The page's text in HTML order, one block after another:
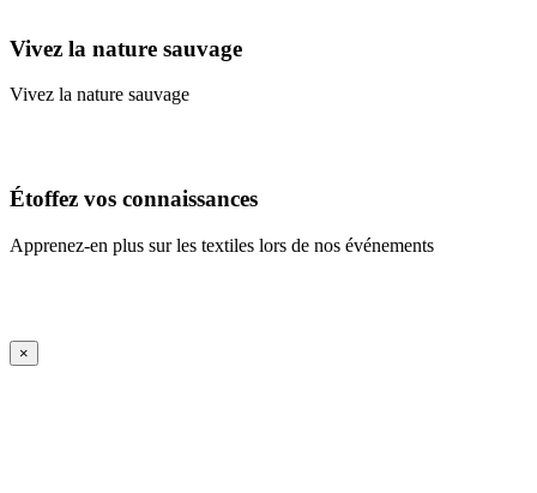
Vivez la nature sauvage
Vivez la nature sauvage
Étoffez vos connaissances
Apprenez-en plus sur les textiles lors de nos événements
iFrame Title
×